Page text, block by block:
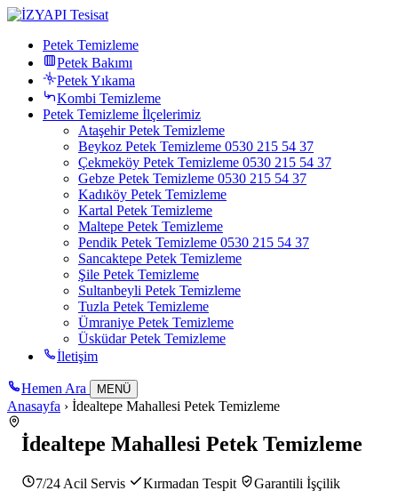
Petek Temizleme
Petek Bakımı
Petek Yıkama
Kombi Temizleme
Petek Temizleme İlçelerimiz
Ataşehir Petek Temizleme
Beykoz Petek Temizleme 0530 215 54 37
Çekmeköy Petek Temizleme 0530 215 54 37
Gebze Petek Temizleme 0530 215 54 37
Kadıköy Petek Temizleme
Kartal Petek Temizleme
Maltepe Petek Temizleme
Pendik Petek Temizleme 0530 215 54 37
Sancaktepe Petek Temizleme
Şile Petek Temizleme
Sultanbeyli Petek Temizleme
Tuzla Petek Temizleme
Ümraniye Petek Temizleme
Üsküdar Petek Temizleme
İletişim
Hemen Ara MENÜ
Anasayfa › İdealtepe Mahallesi Petek Temizleme
İdealtepe Mahallesi Petek Temizleme
7/24 Acil Servis Kırmadan Tespit Garantili İşçilik